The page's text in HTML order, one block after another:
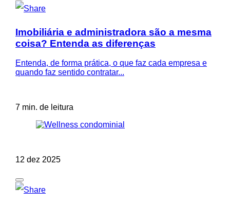
Imobiliária e administradora são a mesma
coisa? Entenda as diferenças
Entenda, de forma prática, o que faz cada empresa e
quando faz sentido contratar...
7 min. de leitura
12 dez 2025